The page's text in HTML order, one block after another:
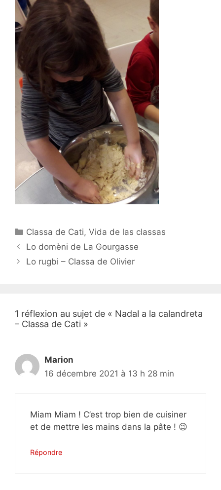
Catégories
Classa de Cati,Vida de las classas
Navigation
des
Lo domèni de La Gourgasse
Lo rugbi – Classa de Olivier
1 réflexion au sujet de « Nadal a la calandreta
– Classa de Cati »
Marion
16 décembre 2021 à 13 h 28 min
Miam Miam ! C’est trop bien de cuisiner
et de mettre les mains dans la pâte ! 😉
Répondre